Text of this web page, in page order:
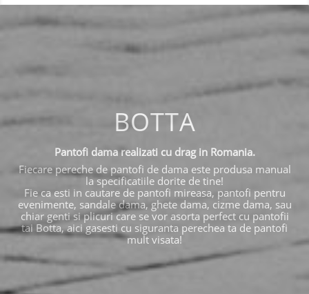
BOTTA
Pantofi dama realizati cu drag in Romania.
Fiecare pereche de pantofi de dama este produsa manual
la specificatiile dorite de tine!
Fie ca esti in cautare de pantofi mireasa, pantofi pentru
evenimente, sandale dama, ghete dama, cizme dama, sau
chiar genti si plicuri care se vor asorta perfect cu pantofii
tai Botta, aici gasesti cu siguranta perechea ta de pantofi
mult visata!